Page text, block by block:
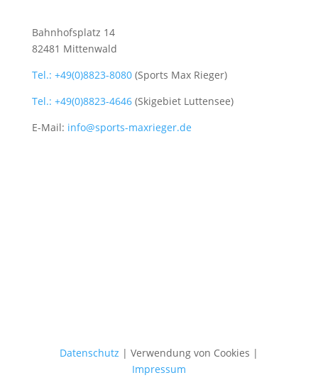
Bahnhofsplatz 14
82481 Mittenwald
Tel.: +49(0)8823-8080(Sports Max Rieger)
Tel.: +49(0)8823-4646(Skigebiet Luttensee)
E-Mail: info@sports-maxrieger.de
Datenschutz | Verwendung von Cookies |
Impressum